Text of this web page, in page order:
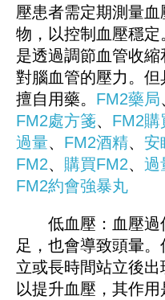
壓患者需定期測量
物，以控制血壓穩
是透過調節血管收
對腦血管的壓力。
擅自用藥。 FM2藥局
FM2處方箋、 FM2購
過量、 FM2酒精、 安
FM2、 購買FM2、 過
FM2約會強暴丸
低血壓：血壓過
足，也會導致頭暈
立或長時間站立後
以提升血壓，其作用